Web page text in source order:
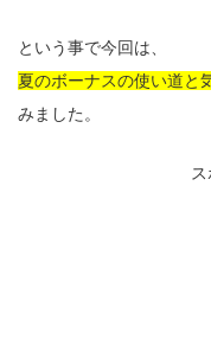
という事で今回は、
夏のボーナスの使い道と
みました。